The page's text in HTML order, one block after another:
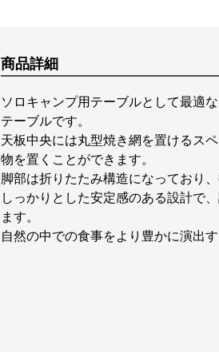
商品詳細
ソロキャンプ用テーブルとして最適
テーブルです。
天板中央には丸型焼き網を置けるス
物を置くことができます。
脚部は折りたたみ構造になっており
しっかりとした安定感のある設計で
ます。
自然の中での食事をより豊かに演出